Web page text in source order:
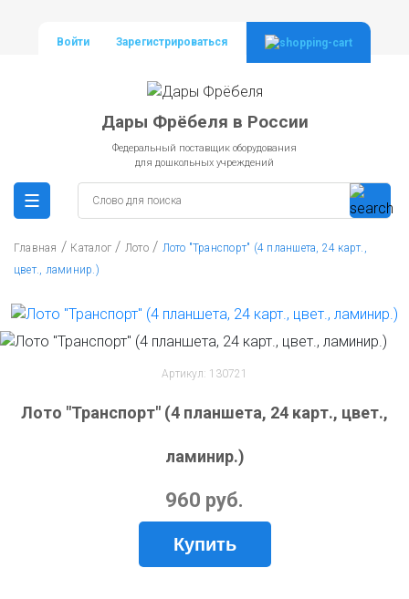
Войти Зарегистрироваться
Дары Фрёбеля в России
Федеральный поставщик оборудования
для дошкольных учреждений
Главная / Каталог / Лото / Лото "Транспорт" (4 планшета, 24 карт.,
цвет., ламинир.)
Артикул: 130721
Лото "Транспорт" (4 планшета, 24 карт., цвет.,
ламинир.)
960 руб.
Купить